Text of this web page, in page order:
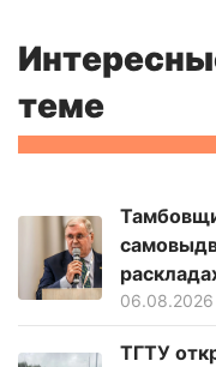
теме
06.08.2026
ТГТУ